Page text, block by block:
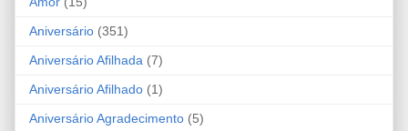
Aniversário (351)
Aniversário Afilhada (7)
Aniversário Afilhado (1)
Aniversário Agradecimento (5)